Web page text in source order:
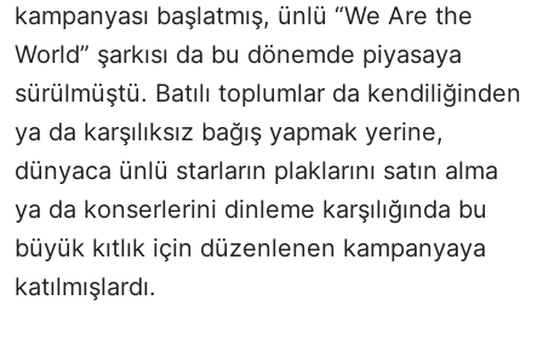
kampanyası başlatmış, ünlü “We Are the
World” şarkısı da bu dönemde piyasaya
sürülmüştü. Batılı toplumlar da kendiliğinden
ya da karşılıksız bağış yapmak yerine,
dünyaca ünlü starların plaklarını satın alma
ya da konserlerini dinleme karşılığında bu
büyük kıtlık için düzenlenen kampanyaya
katılmışlardı.